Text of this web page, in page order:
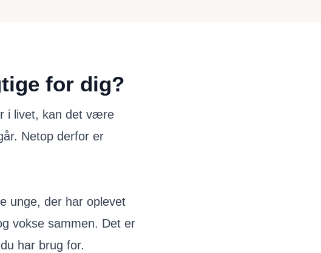
for dig?
i livet, kan det være
Netop derfor er
unge, der har oplevet
vokse sammen. Det er
har brug for.